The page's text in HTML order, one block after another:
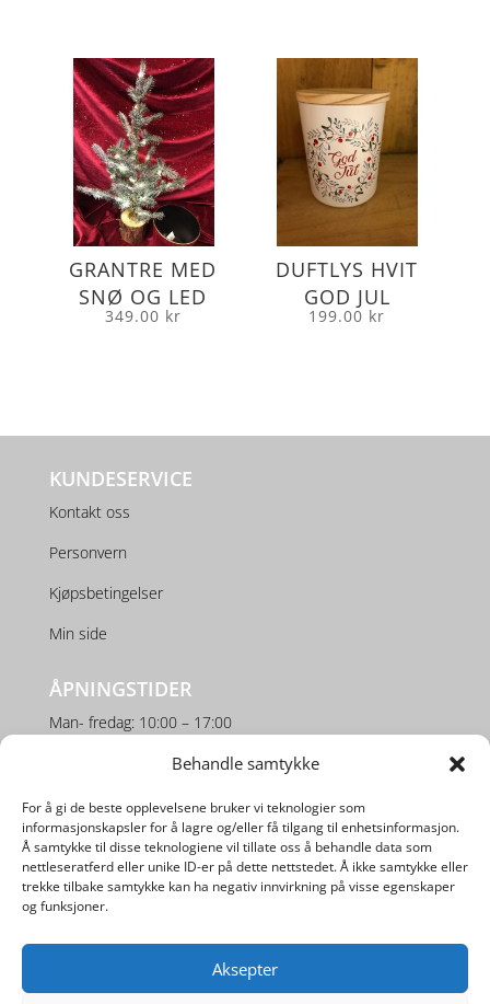
Behandle samtykke
For å gi de beste opplevelsene bruker vi teknologier som
informasjonskapsler for å lagre og/eller få tilgang til enhetsinformasjon.
Å samtykke til disse teknologiene vil tillate oss å behandle data som
nettleseratferd eller unike ID-er på dette nettstedet. Å ikke samtykke eller
trekke tilbake samtykke kan ha negativ innvirkning på visse egenskaper
og funksjoner.
Aksepter
GRANTRE MED
SNØ OG LED
349.00 kr
DUFTLYS HVIT
GOD JUL
199.00 kr
KUNDESERVICE
Kontakt oss
Personvern
Kjøpsbetingelser
Min side
ÅPNINGSTIDER
Man- fredag: 10:00 – 17:00
Lørdag: 10:00 – 16:00
SOSIALE MEDIER
Utviklet avDigipos AS